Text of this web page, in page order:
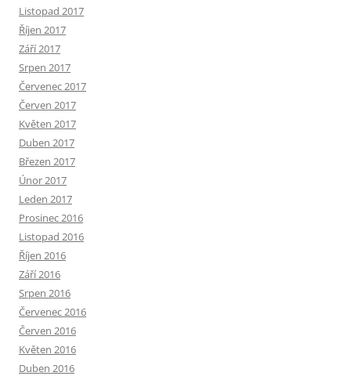
Listopad 2017
Říjen 2017
Září 2017
Srpen 2017
Červenec 2017
Červen 2017
Květen 2017
Duben 2017
Březen 2017
Únor 2017
Leden 2017
Prosinec 2016
Listopad 2016
Říjen 2016
Září 2016
Srpen 2016
Červenec 2016
Červen 2016
Květen 2016
Duben 2016